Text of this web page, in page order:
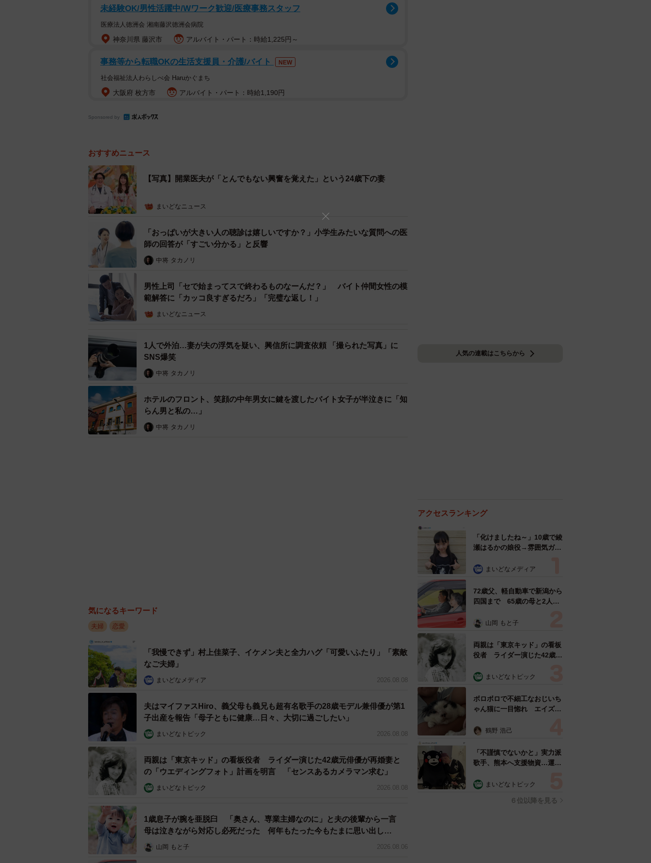
「新婚さんいらっしゃい！」より（C）ABCテレビ
番組カメラが2人は同じ職場ながら、診察中は別々。しかし午前の診療が終了し、お昼休憩
に入るやいなやチュッ、チュッ、チュッとイチャイチャモードが止まらない！あまりのラブ
自宅にお邪魔すると、やはりラブラブは健在！MC井上咲楽からは、「医者妻は自由にお金
が使える？」「妻は年上が好き？」といったぶっちゃけ質問が投げかけられた。
「新婚さんいらっしゃい！」より（C）ABCテレビ
2人の出会いは、2024年3月。すでにバツ2で恋愛に消極的になっていた夫だったが、知人の
一言で一念発起！再び出会いを求め、医師仲間を通じて紹介されたのが、大阪でゴルフクラ
ブ販売員を務めていた妻だった。
後日、2人は大阪のホテルで会うことに。エレベーターの前で待っていた夫は、扉が開いた
瞬間、目に入った妻に対し、とんでもない興奮を覚え…！？一方の妻も、運命を感じるほど
の衝撃的な出会いだったと振り返る。
しかし夫は過去のトラウマから、自分の仕事やお金が目当てなんじゃないか、自分が医師で
なくなったらどうするのかと妻に問いかける。それに対する妻の答えが「聞けば聞くほど詐
欺の手口！」とMC藤井も思わずツッコむ内容だったが、自然と付き合うことになったとい
未経験OK/男性活躍中/Wワーク歓迎/医療事務スタッフ
医療法人徳洲会 湘南藤沢徳洲会病院
神奈川県 藤沢市 アルバイト・パート：時給1,225円～
事務等から転職OKの生活支援員・介護/バイト NEW
社会福祉法人わらしべ会 Haruかぐまち
大阪府 枚方市 アルバイト・パート：時給1,190円
Sponsored by
おすすめニュース
【写真】開業医夫が「とんでもない興奮を覚えた」という24歳下の妻
まいどなニュース
「おっぱいが大きい人の聴診は嬉しいですか？」小学生みたいな質問への医
師の回答が「すごい分かる」と反響
中将 タカノリ
男性上司「セで始まってスで終わるものなーんだ？」 バイト仲間女性の模
範解答に「カッコ良すぎるだろ」「完璧な返し！」
まいどなニュース
1人で外泊…妻が夫の浮気を疑い、興信所に調査依頼 「撮られた写真」に
SNS爆笑
中将 タカノリ
ホテルのフロント、笑顔の中年男女に鍵を渡したバイト女子が半泣きに「知
らん男と私の…」
中将 タカノリ
気になるキーワード
夫婦 恋愛
「我慢できず」村上佳菜子、イケメン夫と全力ハグ「可愛いふたり」「素敵
なご夫婦」
まいどなメディア 2026.08.08
夫はマイファスHiro、義父母も義兄も超有名歌手の28歳モデル兼俳優が第1
子出産を報告「母子ともに健康…日々、大切に過ごしたい」
まいどなトピック 2026.08.08
両親は「東京キッド」の看板役者 ライダー演じた42歳元俳優が再婚妻と
の「ウエディングフォト」計画を明言 「センスあるカメラマン求む」
まいどなトピック 2026.08.08
1歳息子が腕を亜脱臼 「奥さん、専業主婦なのに」と夫の後輩から一言
母は泣きながら対応し必死だった 何年もたった今もたまに思い出し…
山岡 もと子 2026.08.06
人気の連載はこちらから
アクセスランキング
「化けましたね～」10歳で綾
瀬はるかの娘役→雰囲気ガラ
雰囲気が」「宝塚に入れそ
まいどなメディア
72歳父、軽自動車で新潟から
四国まで 65歳の母と2人で
憩まで分刻み… 「大学生で
山岡 もと子
両親は「東京キッド」の看板
役者 ライダー演じた42歳元
ングフォト」計画を明言
む」
まいどなトピック
ボロボロで不細工なおじいち
ゃん猫に一目惚れ エイズだ
暮らすと「おじ猫」だって可
鶴野 浩己
「不謹慎でないかと」実力派
歌手、熊本へ支援物資…運搬
めらい 「痛いほど伝わる」
まいどなトピック
６位以降を見る